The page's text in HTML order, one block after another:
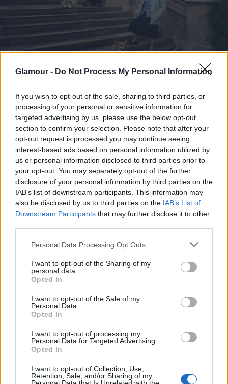
Glamour - Do Not Process My Personal Information
If you wish to opt-out of the sale, sharing to third parties, or
processing of your personal or sensitive information for
targeted advertising by us, please use the below opt-out
section to confirm your selection. Please note that after your
opt-out request is processed you may continue seeing
interest-based ads based on personal information utilized by
us or personal information disclosed to third parties prior to
your opt-out. You may separately opt-out of the further
disclosure of your personal information by third parties on the
IAB’s list of downstream participants. This information may
also be disclosed by us to third parties on the IAB’s List of
Downstream Participants that may further disclose it to other
Please note that this website/app uses one or more Google
not limited to your visit or usage behaviour. You may click to
grant or deny consent to Google and its third-party tags to
use your data for below specified purposes in below Google
consent section.
Personal Data Processing Opt Outs
I want to opt-out of the Sharing of my
personal data.
Opted In
I want to opt-out of the Sale of my
Personal Data.
Opted In
I want to opt-out of processing my
Personal Data for Targeted Advertising.
Opted In
I want to opt-out of Collection, Use,
Retention, Sale, and/or Sharing of my
II. Erzsébet királynő a Buckingham Palota harmadik
hivatalos portréján a királyi udvar legifjabb tagjaival,
az unokái és dédunokái körében látható: James (8),
Lady Louise (12), Wessex grófja és grófnője
gyerekei, továbbá a kétéves Mia Tindall a királynő
kézitáskájával a kezében, aki Zara és Mike Tindall
kislánya, illetve Savannah (5), Isla Phillips (3), a
királynő legidősebb fiúunokájának, Peter Phillipsnek
és feleségének, Autumn-nak a gyermekei, valamint
herceg és Katalin hercegné gyerekei.